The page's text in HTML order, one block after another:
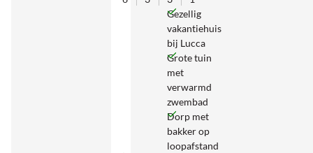
Gezellig
vakantiehuis
bij Lucca
Grote tuin
met
verwarmd
zwembad
Dorp met
bakker op
loopafstand